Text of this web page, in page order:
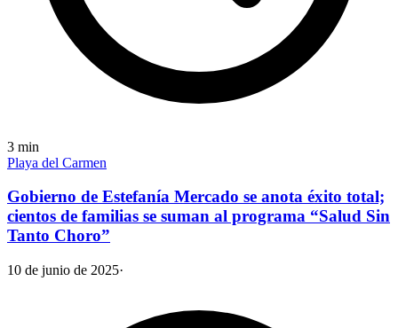
3 min
Playa del Carmen
Gobierno de Estefanía Mercado se anota éxito total;
cientos de familias se suman al programa “Salud Sin
Tanto Choro”
10 de junio de 2025·